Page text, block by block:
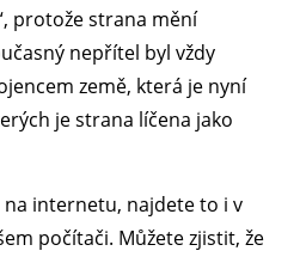
protože strana mění
nepřítel byl vždy
země, která je nyní
je strana líčena jako
internetu, najdete to i v
počítači. Můžete zjistit, že